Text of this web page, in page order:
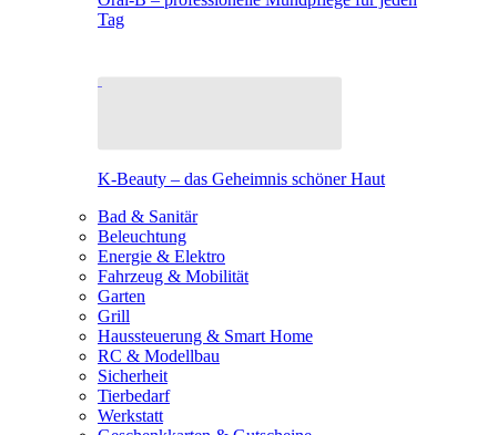
Tag
K-Beauty – das Geheimnis schöner Haut
Bad & Sanitär
Beleuchtung
Energie & Elektro
Fahrzeug & Mobilität
Garten
Grill
Haussteuerung & Smart Home
RC & Modellbau
Sicherheit
Tierbedarf
Werkstatt